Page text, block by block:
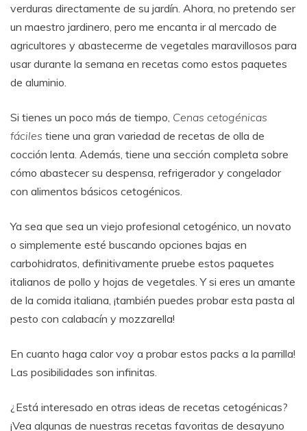
verduras directamente de su jardín. Ahora, no pretendo ser
un maestro jardinero, pero me encanta ir al mercado de
agricultores y abastecerme de vegetales maravillosos para
usar durante la semana en recetas como estos paquetes
de aluminio.
Si tienes un poco más de tiempo, Cenas cetogénicas
fáciles tiene una gran variedad de recetas de olla de
cocción lenta. Además, tiene una sección completa sobre
cómo abastecer su despensa, refrigerador y congelador
con alimentos básicos cetogénicos.
Ya sea que sea un viejo profesional cetogénico, un novato
o simplemente esté buscando opciones bajas en
carbohidratos, definitivamente pruebe estos paquetes
italianos de pollo y hojas de vegetales. Y si eres un amante
de la comida italiana, ¡también puedes probar esta pasta al
pesto con calabacín y mozzarella!
En cuanto haga calor voy a probar estos packs a la parrilla!
Las posibilidades son infinitas.
¿Está interesado en otras ideas de recetas cetogénicas?
¡Vea algunas de nuestras recetas favoritas de desayuno